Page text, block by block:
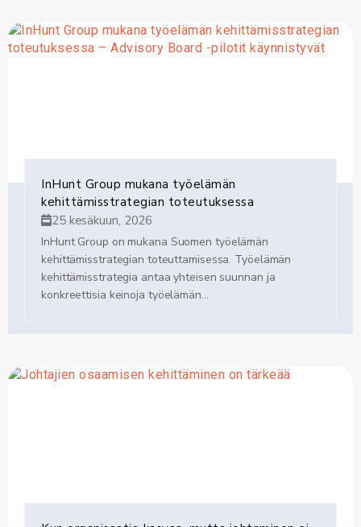
Peter Koistinen, Senior Headhunter, p. 0500 668 633
InHunt Group mukana työelämän
kehittämisstrategian toteutuksessa
25 kesäkuun, 2026
InHunt Group on mukana Suomen työelämän
kehittämisstrategian toteuttamisessa. Työelämän
kehittämisstrategia antaa yhteisen suunnan ja
konkreettisia keinoja työelämän...